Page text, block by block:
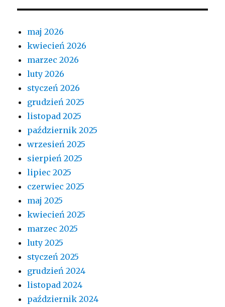
maj 2026
kwiecień 2026
marzec 2026
luty 2026
styczeń 2026
grudzień 2025
listopad 2025
październik 2025
wrzesień 2025
sierpień 2025
lipiec 2025
czerwiec 2025
maj 2025
kwiecień 2025
marzec 2025
luty 2025
styczeń 2025
grudzień 2024
listopad 2024
październik 2024